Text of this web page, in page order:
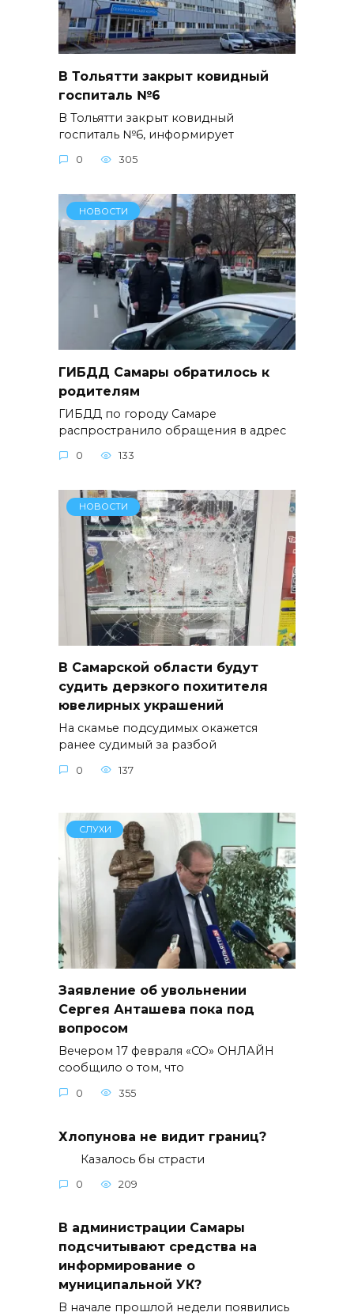
В Тольятти закрыт ковидный
госпиталь №6
В Тольятти закрыт ковидный
госпиталь №6, информирует
0 305
НОВОСТИ
ГИБДД Самары обратилось к
родителям
ГИБДД по городу Самаре
распространило обращения в адрес
0 133
НОВОСТИ
В Самарской области будут
судить дерзкого похитителя
ювелирных украшений
На скамье подсудимых окажется
ранее судимый за разбой
0 137
СЛУХИ
Заявление об увольнении
Сергея Анташева пока под
вопросом
Вечером 17 февраля «СО» ОНЛАЙН
сообщило о том, что
0 355
Хлопунова не видит границ?
Казалось бы страсти
0 209
В администрации Самары
подсчитывают средства на
информирование о
муниципальной УК?
В начале прошлой недели появились